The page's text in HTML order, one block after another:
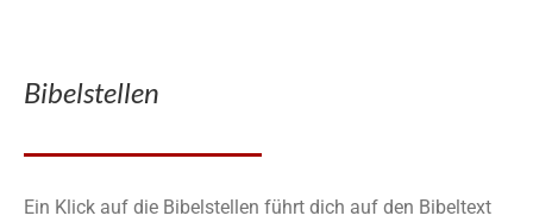
Bibelstellen
Ein Klick auf die Bibelstellen führt dich auf den Bibeltext